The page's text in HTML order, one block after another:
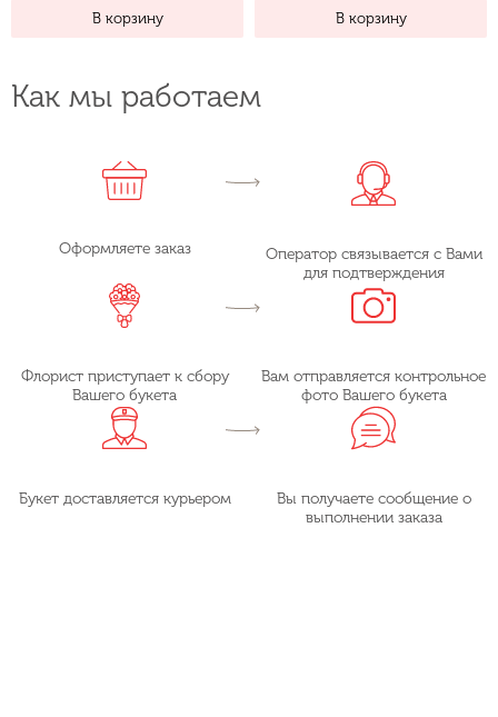
В корзину В корзину
Как мы работаем
Оформляете заказ
Оператор связывается с Вами
для подтверждения
Флорист приступает к сбору
Вашего букета
Вам отправляется контрольное
фото Вашего букета
Букет доставляется курьером
Вы получаете сообщение о
выполнении заказа